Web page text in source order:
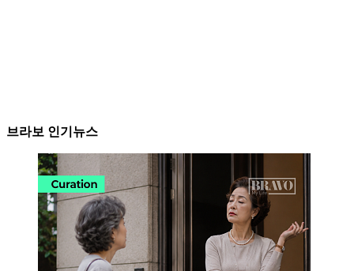
브라보 인기뉴스